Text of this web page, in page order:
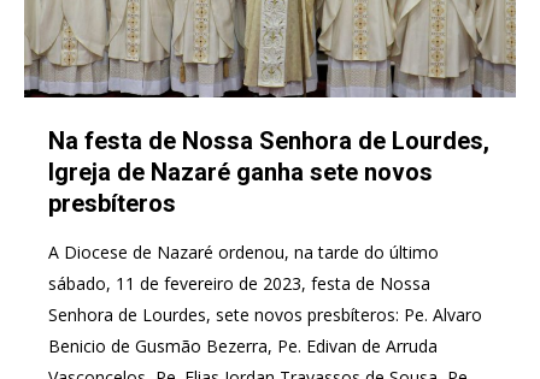
Na festa de Nossa Senhora de Lourdes,
Igreja de Nazaré ganha sete novos
presbíteros
A Diocese de Nazaré ordenou, na tarde do último
sábado, 11 de fevereiro de 2023, festa de Nossa
Senhora de Lourdes, sete novos presbíteros: Pe. Alvaro
Benicio de Gusmão Bezerra, Pe. Edivan de Arruda